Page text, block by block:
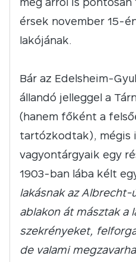
érsek november 15-
lakójának.
Bár az Edelsheim-
állandó jelleggel a
(hanem főként a
tartózkodtak),
vagyontárgyaik egy
1903-ban lába kélt
lakásnak az Albrecht-
ablakon át másztak a
szekrényeket,
de valami